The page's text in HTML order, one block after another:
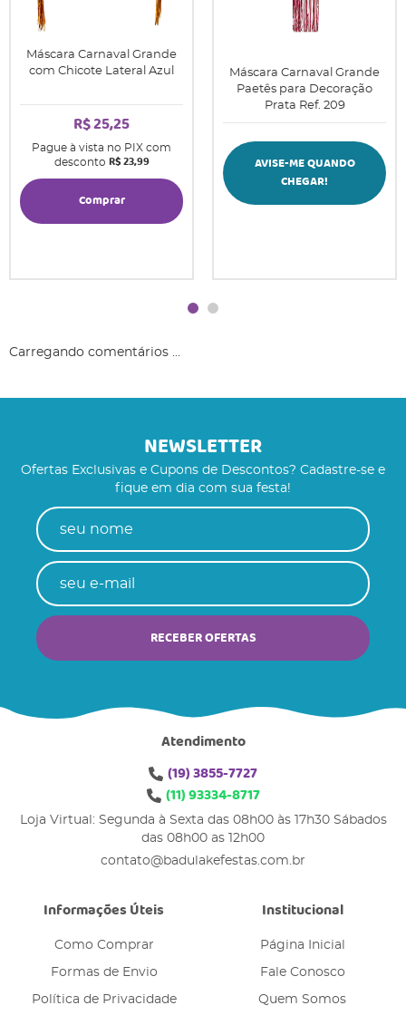
Máscara Carnaval Grande
com Chicote Lateral Azul
R$ 25,25
Pague à vista no PIX com
desconto R$ 23,99
Comprar
Máscara Carnaval Grande
Paetês para Decoração
Prata Ref. 209
AVISE-ME QUANDO
CHEGAR!
Carregando comentários ...
NEWSLETTER
Ofertas Exclusivas e Cupons de Descontos? Cadastre-se e
fique em dia com sua festa!
RECEBER OFERTAS
Atendimento
(19)3855-7727
(11)93334-8717
Loja Virtual: Segunda à Sexta das 08h00 às 17h30 Sábados
das 08h00 as 12h00
contato@badulakefestas.com.br
Informações Úteis
Como Comprar
Formas de Envio
Política de Privacidade
Institucional
Página Inicial
Fale Conosco
Quem Somos